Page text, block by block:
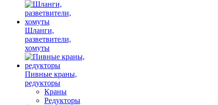
Шланги,
разветвители,
хомуты
Пивные краны,
редукторы
Краны
Редукторы